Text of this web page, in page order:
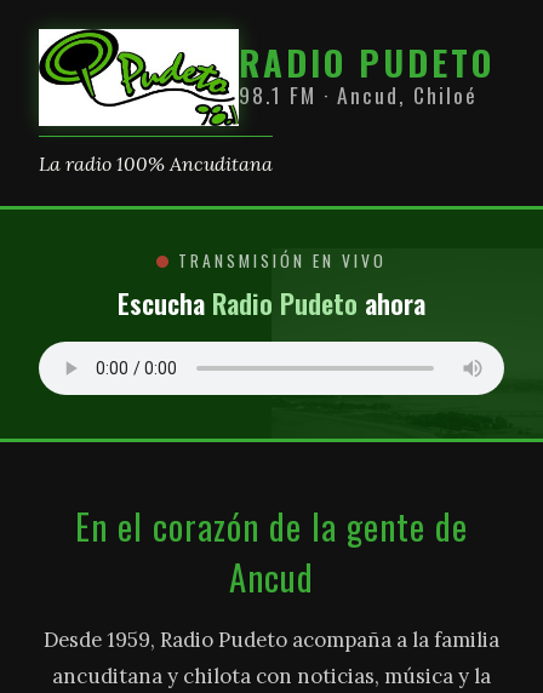
RADIO PUDETO
98.1 FM · Ancud, Chiloé
La radio 100% Ancuditana
TRANSMISIÓN EN VIVO
Escucha Radio Pudeto ahora
En el corazón de la gente de
Ancud
Desde 1959, Radio Pudeto acompaña a la familia
ancuditana y chilota con noticias, música y la